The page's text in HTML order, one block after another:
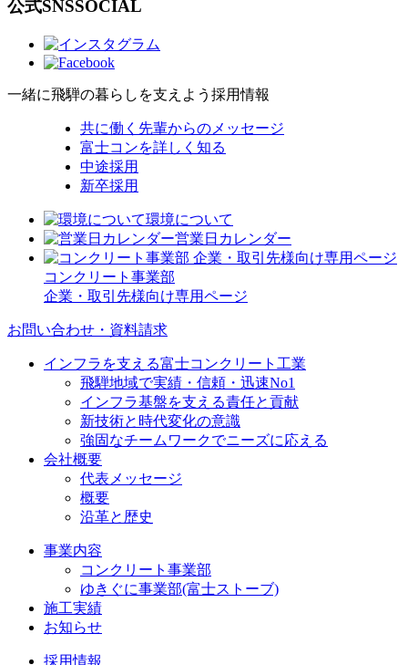
公式SNSSOCIAL
一緒に飛騨の暮らしを支えよう 採用情報
共に働く先輩からのメッセージ
富士コンを詳しく知る
中途採用
新卒採用
環境について
営業日カレンダー
コンクリート事業部
企業・取引先様向け専用ページ
お問い合わせ・資料請求
インフラを支える富士コンクリート工業
飛騨地域で実績・信頼・迅速No1
インフラ基盤を支える責任と貢献
新技術と時代変化の意識
強固なチームワークでニーズに応える
会社概要
代表メッセージ
概要
沿革と歴史
事業内容
コンクリート事業部
ゆきぐに事業部(富士ストーブ)
施工実績
お知らせ
採用情報